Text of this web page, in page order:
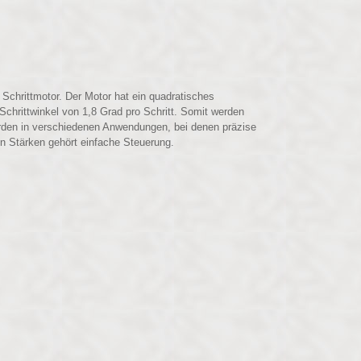
Der Motor hat ein quadratisches
von 1,8 Grad pro Schritt. Somit werden
in verschiedenen Anwendungen, bei denen präzise
Stärken gehört einfache Steuerung.